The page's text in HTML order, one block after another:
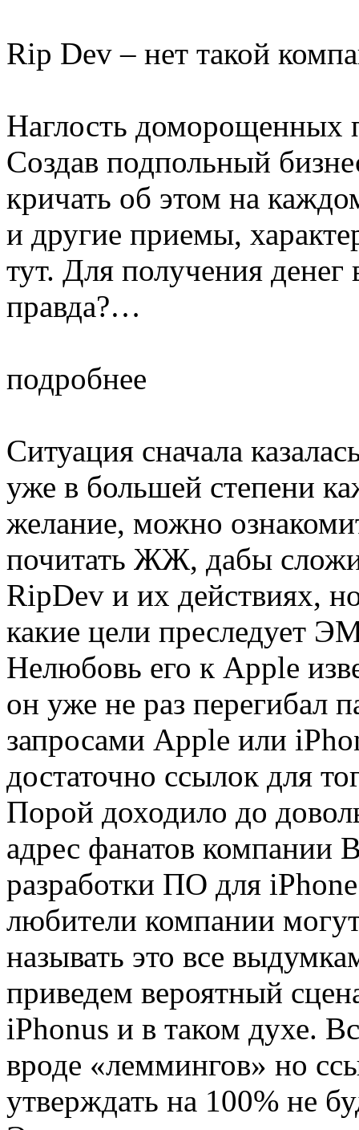
Rip Dev – нет такой
Наглость доморощенных
Создав подпольный
кричать об этом на
и другие приемы,
тут. Для получения
правда?…
подробнее
Ситуация сначала
уже в большей степени
желание, можно
почитать ЖЖ, дабы
RipDev и их действиях,
какие цели преследует
Нелюбовь его к Apple
он уже не раз перегибал
запросами Apple или
достаточно ссылок для
Порой доходило до
адрес фанатов компании
разработки ПО для
любители компании
называть это все
приведем вероятный
iPhonus и в таком духе.
вроде «леммингов» но
утверждать на 100% не